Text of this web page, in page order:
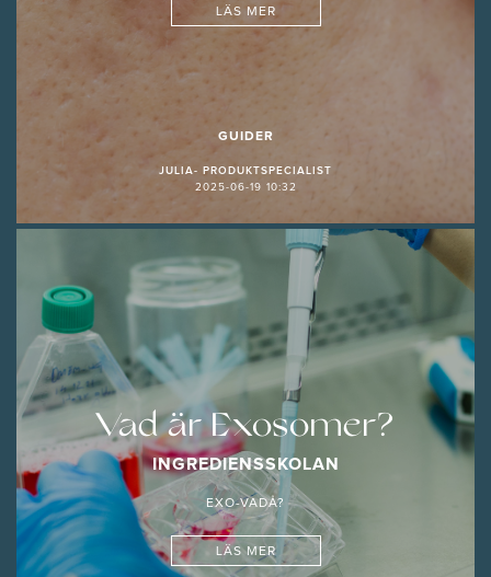
LÄS MER
GUIDER
JULIA- PRODUKTSPECIALIST
2025-06-19 10:32
Vad är Exosomer?
INGREDIENSSKOLAN
EXO-VADÅ?
LÄS MER